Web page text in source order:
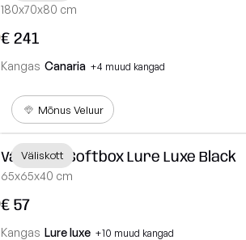
180x70x80 cm
€ 241
Kangas Canaria +4 muud kangad
Väliskott
Mõnus Veluur
Väliskott Softbox Lure Luxe Black
65x65x40 cm
€ 57
Kangas Lure luxe +10 muud kangad